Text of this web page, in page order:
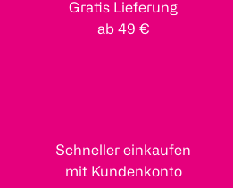
Gratis Lieferung
ab 49 €
Schneller einkaufen
mit Kundenkonto